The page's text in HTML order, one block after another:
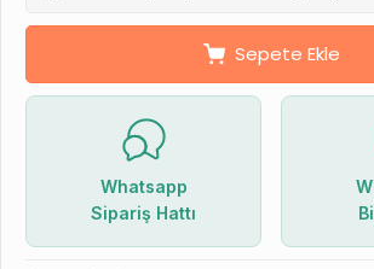
Sepete Ekle
Whatsapp
Sipariş Hattı